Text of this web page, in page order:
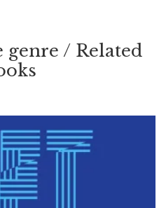
genre / Related